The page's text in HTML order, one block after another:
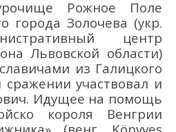
Рожное Поле
города Золочева (укр.
центр
Львовской области)
из Галицкого
сражении участвовал и
Идущее на помощь
короля Венгрии